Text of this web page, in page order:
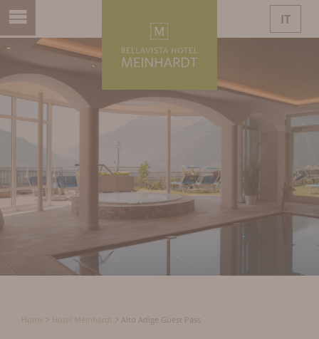
IT
Home Hotel Meinhardt Alto Adige Guest Pass